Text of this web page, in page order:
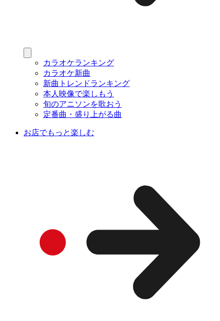
カラオケランキング
カラオケ新曲
新曲トレンドランキング
本人映像で楽しもう
旬のアニソンを歌おう
定番曲・盛り上がる曲
お店でもっと楽しむ